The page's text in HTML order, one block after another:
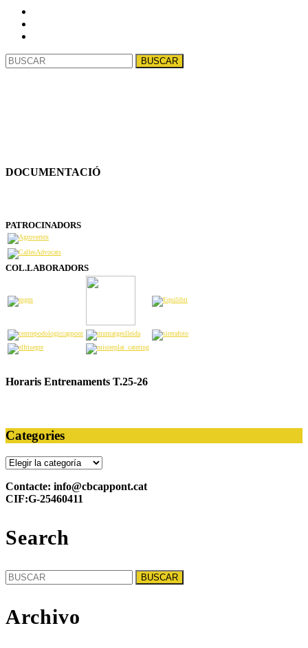
Buscar:
DOCUMENTACIÓ
PATROCINADORS
COL.LABORADORS
Horaris Entrenaments T.25-26
Categories
Categories
Contacte: info@cbcappont.cat
CIF:G-25460411
Search
Buscar:
Archivo